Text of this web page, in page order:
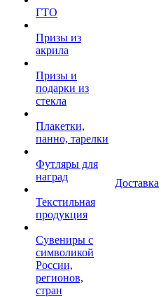
ГТО
Призы из
акрила
Призы и
подарки из
стекла
Плакетки,
панно, тарелки
Футляры для
наград
Текстильная
продукция
Сувениры с
символикой
России,
регионов,
стран
Доставка